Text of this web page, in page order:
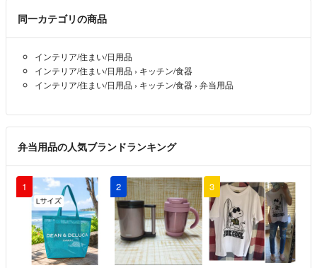
同一カテゴリの商品
インテリア/住まい/日用品
インテリア/住まい/日用品 › キッチン/食器
インテリア/住まい/日用品 › キッチン/食器 › 弁当用品
弁当用品の人気ブランドランキング
1 2 3